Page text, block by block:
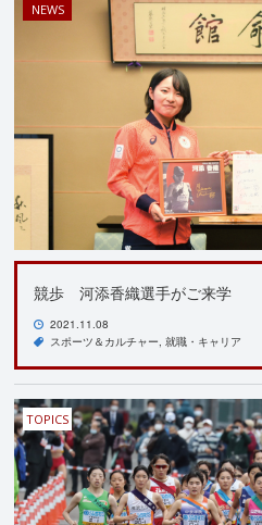
NEWS
競歩 河添香織選手がご来学
2021.11.08
スポーツ＆カルチャー 就職・キャリア
TOPICS